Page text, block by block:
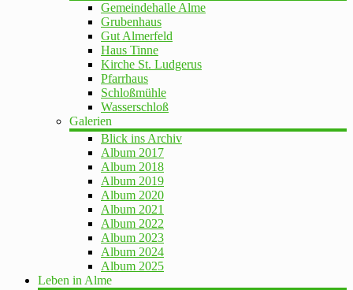
Gemeindehalle Alme
Grubenhaus
Gut Almerfeld
Haus Tinne
Kirche St. Ludgerus
Pfarrhaus
Schloßmühle
Wasserschloß
Galerien
Blick ins Archiv
Album 2017
Album 2018
Album 2019
Album 2020
Album 2021
Album 2022
Album 2023
Album 2024
Album 2025
Leben in Alme